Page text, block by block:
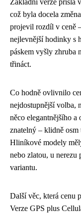
Základní verze přišla
což byla docela
projevil rozdíl v ceně
nejlevnější hodinky s
páskem vyšly zhruba
třináct.
Co hodně ovlivnilo
nejdostupnější volba,
něco elegantnějšího
znatelný – klidně
Hliníkové modely
nebo zlatou, u nerezu
variantu.
Další věc, která cenu
Verze GPS plus